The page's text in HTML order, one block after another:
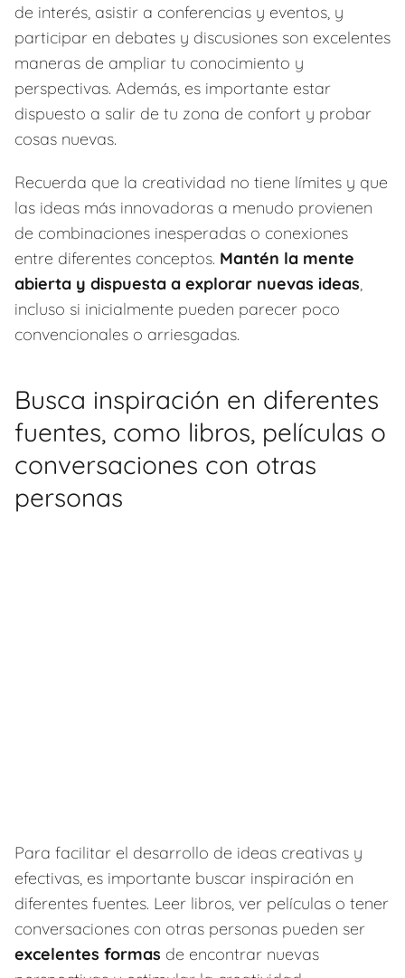
de interés, asistir a conferencias y eventos, y
participar en debates y discusiones son excelentes
maneras de ampliar tu conocimiento y
perspectivas. Además, es importante estar
dispuesto a salir de tu zona de confort y probar
cosas nuevas.
Recuerda que la creatividad no tiene límites y que
las ideas más innovadoras a menudo provienen
de combinaciones inesperadas o conexiones
entre diferentes conceptos. Mantén la mente
abierta y dispuesta a explorar nuevas ideas,
incluso si inicialmente pueden parecer poco
convencionales o arriesgadas.
Busca inspiración en diferentes
fuentes, como libros, películas o
conversaciones con otras
personas
Para facilitar el desarrollo de ideas creativas y
efectivas, es importante buscar inspiración en
diferentes fuentes. Leer libros, ver películas o tener
conversaciones con otras personas pueden ser
excelentes formas de encontrar nuevas